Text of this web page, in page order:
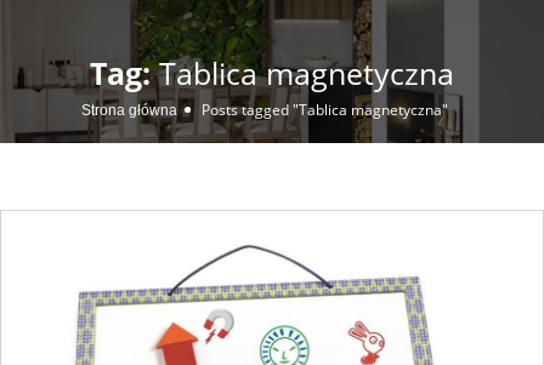
Tag:Tablica magnetyczna
Strona główna Posts tagged "Tablica magnetyczna"